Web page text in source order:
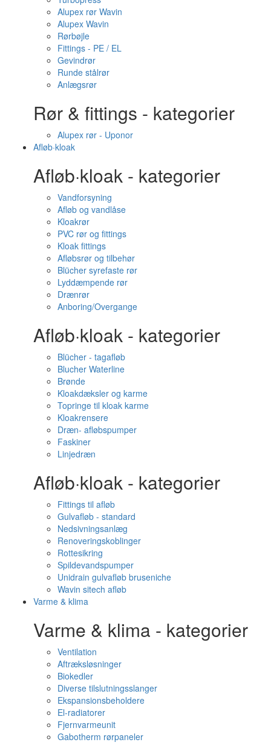
Alupex rør Wavin
Alupex Wavin
Rørbøjle
Fittings - PE / EL
Gevindrør
Runde stålrør
Anlægsrør
Rør & fittings - kategorier
Alupex rør - Uponor
Afløb·kloak
Afløb·kloak - kategorier
Vandforsyning
Afløb og vandlåse
Kloakrør
PVC rør og fittings
Kloak fittings
Afløbsrør og tilbehør
Blücher syrefaste rør
Lyddæmpende rør
Drænrør
Anboring/Overgange
Afløb·kloak - kategorier
Blücher - tagafløb
Blucher Waterline
Brønde
Kloakdæksler og karme
Topringe til kloak karme
Kloakrensere
Dræn- afløbspumper
Faskiner
Linjedræn
Afløb·kloak - kategorier
Fittings til afløb
Gulvafløb - standard
Nedsivningsanlæg
Renoveringskoblinger
Rottesikring
Spildevandspumper
Unidrain gulvafløb bruseniche
Wavin sitech afløb
Varme & klima
Varme & klima - kategorier
Ventilation
Aftræksløsninger
Biokedler
Diverse tilslutningsslanger
Ekspansionsbeholdere
El-radiatorer
Fjernvarmeunit
Gabotherm rørpaneler